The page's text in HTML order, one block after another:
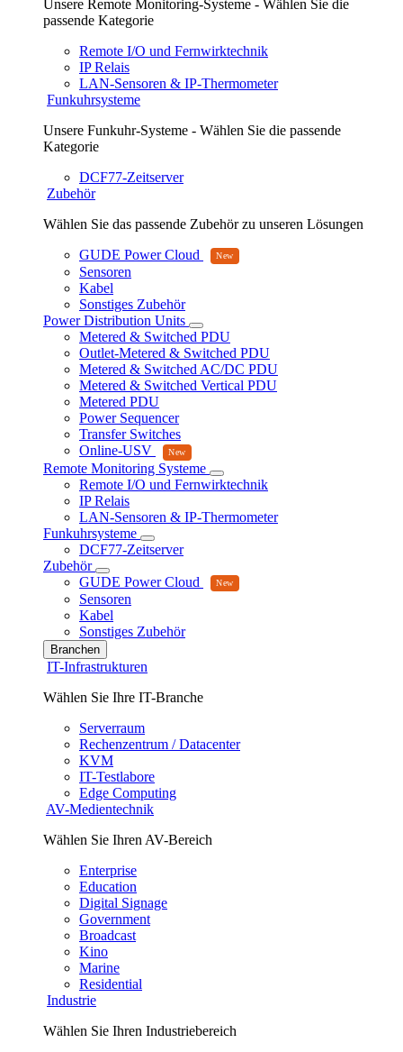
Unsere Remote Monitoring-Systeme - Wählen Sie die
passende Kategorie
Remote I/O und Fernwirktechnik
IP Relais
LAN-Sensoren & IP-Thermometer
Funkuhrsysteme
Unsere Funkuhr-Systeme - Wählen Sie die passende
Kategorie
DCF77-Zeitserver
Zubehör
Wählen Sie das passende Zubehör zu unseren Lösungen
GUDE Power Cloud
Sensoren
Kabel
Sonstiges Zubehör
Power Distribution Units
Metered & Switched PDU
Outlet-Metered & Switched PDU
Metered & Switched AC/DC PDU
Metered & Switched Vertical PDU
Metered PDU
Power Sequencer
Transfer Switches
Online-USV
Remote Monitoring Systeme
Remote I/O und Fernwirktechnik
IP Relais
LAN-Sensoren & IP-Thermometer
Funkuhrsysteme
DCF77-Zeitserver
Zubehör
GUDE Power Cloud
Sensoren
Kabel
Sonstiges Zubehör
Branchen
IT-Infrastrukturen
Wählen Sie Ihre IT-Branche
Serverraum
Rechenzentrum / Datacenter
KVM
IT-Testlabore
Edge Computing
AV-Medientechnik
Wählen Sie Ihren AV-Bereich
Enterprise
Education
Digital Signage
Government
Broadcast
Kino
Marine
Residential
Industrie
Wählen Sie Ihren Industriebereich